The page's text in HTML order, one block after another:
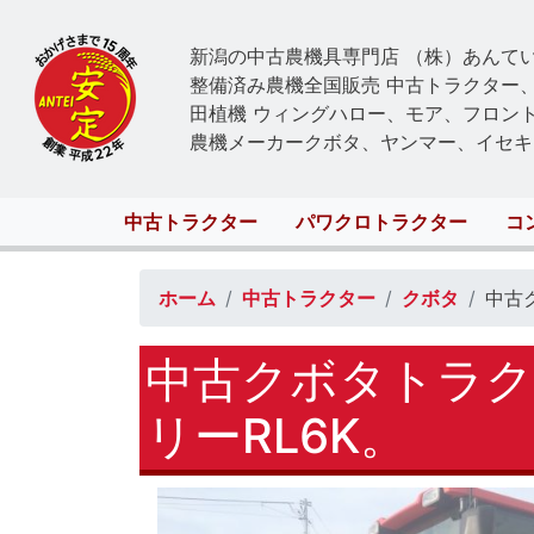
新潟の中古農機具専門店 （株）あんて
整備済み農機全国販売 中古トラクター
田植機 ウィングハロー、モア、フロン
農機メーカークボタ、ヤンマー、イセ
Main
navigation
中古トラクター パワクロトラクター コ
ホーム 中古トラクター クボタ 中古
中古クボタトラ
リーRL6K。